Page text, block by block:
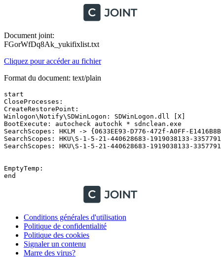
Document joint:
FGorWfDq8Ak_yukifixlist.txt
Cliquez pour accéder au fichier
Format du document: text/plain
start
CloseProcesses:
CreateRestorePoint:
Winlogon\Notify\SDWinLogon: SDWinLogon.dll [X]
BootExecute: autocheck autochk * sdnclean.exe
SearchScopes: HKLM -> {0633EE93-D776-472f-A0FF-
SearchScopes: HKU\S-1-5-21-440628683-1919038133-
SearchScopes: HKU\S-1-5-21-440628683-1919038133-
EmptyTemp:
Conditions générales d'utilisation
Politique de confidentialité
Politique des cookies
Signaler un contenu
Marre des virus?